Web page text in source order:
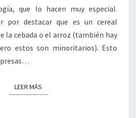
que lo hacen muy especial.
por destacar que es un cereal
la cebada o el arroz (también hay
estos son minoritarios). Esto
LEER MÁSLEER MÁS